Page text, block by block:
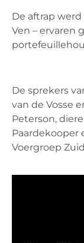
De aftrap
Ven – ervaren
De sprekers
van de Vosse
Peterson,
Paardekooper
Voergroep